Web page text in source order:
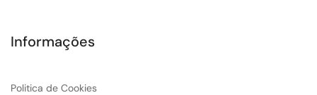
Informações
Politica de Cookies